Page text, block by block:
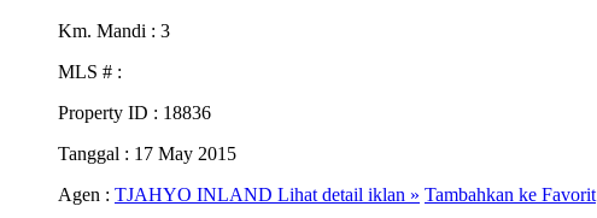
Km. Mandi : 3
MLS # :
Property ID : 18836
Tanggal : 17 May 2015
Agen : TJAHYO INLAND Lihat detail iklan » Tambahkan ke Favorit